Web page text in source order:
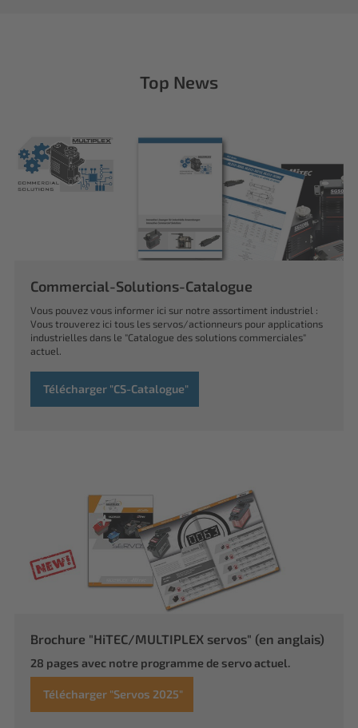
Top News
Commercial-Solutions-Catalogue
Vous pouvez vous informer ici sur notre assortiment industriel :
Vous trouverez ici tous les servos/actionneurs pour applications
industrielles dans le "Catalogue des solutions commerciales"
actuel.
Télécharger "CS-Catalogue"
Brochure "HiTEC/MULTIPLEX servos" (en anglais)
28 pages avec notre programme de servo actuel.
Télécharger "Servos 2025"